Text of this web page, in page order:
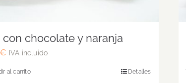
con chocolate y naranja
€ IVA incluido
al carrito Detalles